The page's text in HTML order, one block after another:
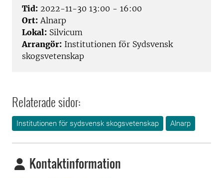
Tid: 2022-11-30 13:00 - 16:00
Ort: Alnarp
Lokal: Silvicum
Arrangör: Institutionen för Sydsvensk
skogsvetenskap
Relaterade sidor:
Institutionen för sydsvensk skogsvetenskap Alnarp
Kontaktinformation